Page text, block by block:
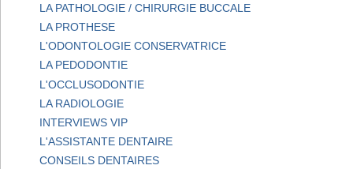
LA PATHOLOGIE / CHIRURGIE BUCCALE
LA PROTHESE
L'ODONTOLOGIE CONSERVATRICE
LA PEDODONTIE
L'OCCLUSODONTIE
LA RADIOLOGIE
INTERVIEWS VIP
L'ASSISTANTE DENTAIRE
CONSEILS DENTAIRES